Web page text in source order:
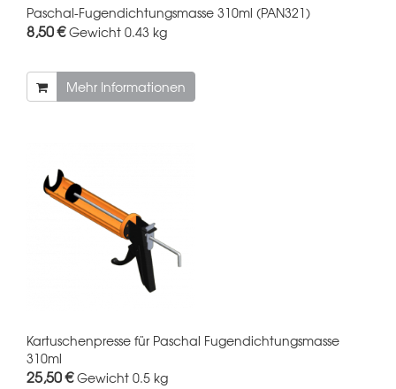
Paschal-Fugendichtungsmasse 310ml (PAN321)
8,50 €Gewicht 0.43 kg
Mehr Informationen
Kartuschenpresse für Paschal Fugendichtungsmasse
310ml
25,50 €Gewicht 0.5 kg